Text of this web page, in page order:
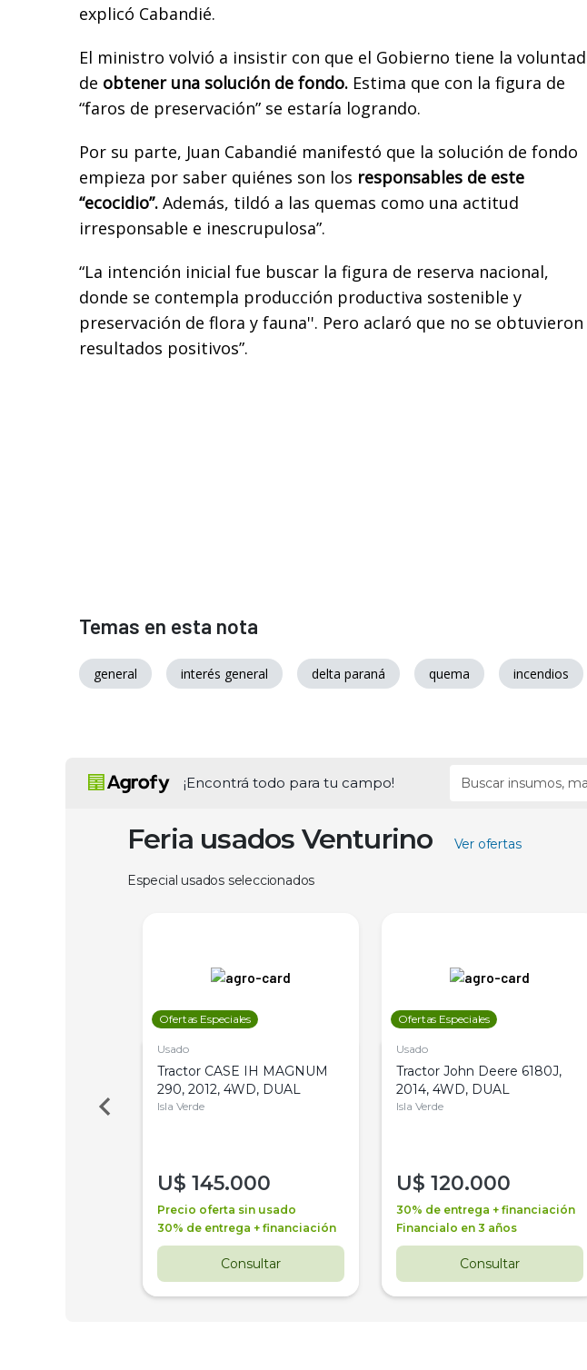
explicó Cabandié.
El ministro volvió a insistir con que el Gobierno tiene la voluntad
de obtener una solución de fondo. Estima que con la figura de
“faros de preservación” se estaría logrando.
Por su parte, Juan Cabandié manifestó que la solución de fondo
empieza por saber quiénes son los responsables de este
“ecocidio”. Además, tildó a las quemas como una actitud
irresponsable e inescrupulosa”.
“La intención inicial fue buscar la figura de reserva nacional,
donde se contempla producción productiva sostenible y
preservación de flora y fauna''. Pero aclaró que no se obtuvieron
resultados positivos”.
Temas en esta nota
general interés general delta paraná quema incendios
¡Encontrá todo para tu campo!
Feria usados Venturino Ver ofertas
Especial usados seleccionados
Ofertas Especiales
Usado
Tractor CASE IH MAGNUM
290, 2012, 4WD, DUAL
Isla Verde
U$ 145.000
Precio oferta sin usado
30% de entrega + financiación
Consultar
Ofertas Especiales
Usado
Tractor John Deere 6180J,
2014, 4WD, DUAL
Isla Verde
U$ 120.000
30% de entrega + financiación
Financialo en 3 años
Consultar